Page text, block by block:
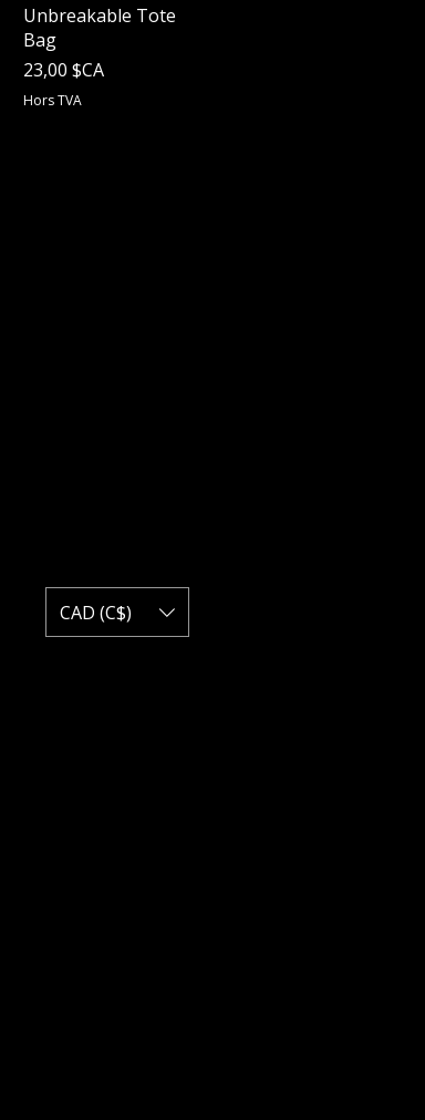
Aperçu rapide
Unbreakable Tote
Bag
Prix
23,00 $CA
Hors TVA
CAD (C$)